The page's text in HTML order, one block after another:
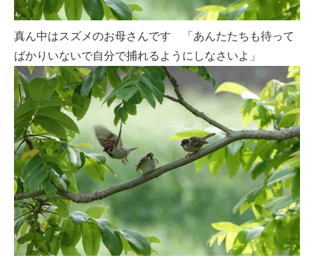
真ん中はスズメのお母さんです 「あんたたちも待って
ばかりいないで自分で捕れるようにしなさいよ」